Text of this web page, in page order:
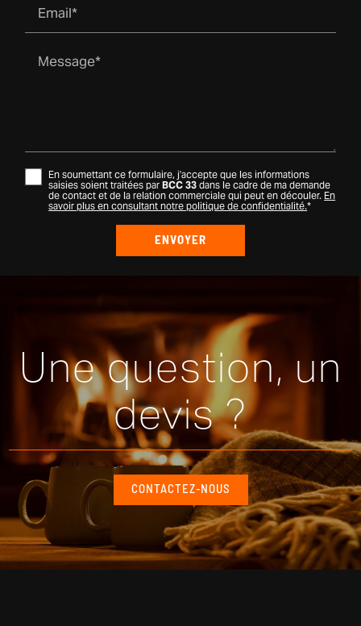
Email*
Message*
En soumettant ce formulaire, j'accepte que les informations
saisies soient traitées parBCC 33dans le cadre de ma demande
de contact et de la relation commerciale qui peut en découler. En
savoir plus en consultant notre politique de confidentialité.*
Une question, un
devis ?
CONTACTEZ-NOUS